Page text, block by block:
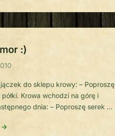
:)
do sklepu krowy: – Poproszę
Krowa wchodzi na górę i
dnia: – Poproszę serek z
się przez kilka dni.
→